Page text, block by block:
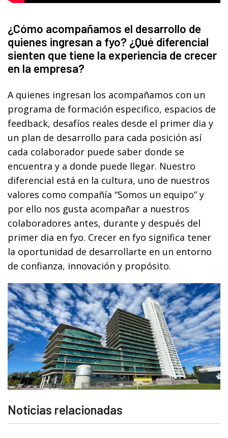
¿Cómo acompañamos el desarrollo de
quienes ingresan a fyo? ¿Qué diferencial
sienten que tiene la experiencia de crecer
en la empresa?
A quienes ingresan los acompañamos con un
programa de formación especifico, espacios de
feedback, desafíos reales desde el primer dia y
un plan de desarrollo para cada posición así
cada colaborador puede saber donde se
encuentra y a donde puede llegar. Nuestro
diferencial está en la cultura, uno de nuestros
valores como compañía “Somos un equipo” y
por ello nos gusta acompañar a nuestros
colaboradores antes, durante y después del
primer dia en fyo. Crecer en fyo significa tener
la oportunidad de desarrollarte en un entorno
de confianza, innovación y propósito.
Noticias relacionadas